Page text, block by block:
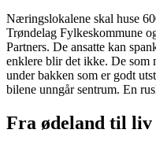
Næringslokalene skal huse
Trøndelag Fylkeskommune
Partners. De ansatte kan
enklere blir det ikke. De som
under bakken som er godt
bilene unngår sentrum. En
Fra ødeland til liv